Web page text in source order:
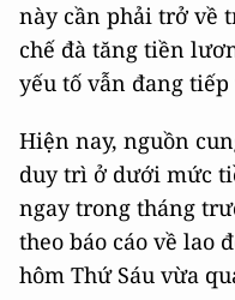
này cần phải trở về
chế đà tăng tiền
yếu tố vẫn đang
Hiện nay, nguồn
duy trì ở dưới mức
ngay trong tháng
theo báo cáo về lao
hôm Thứ Sáu vừa